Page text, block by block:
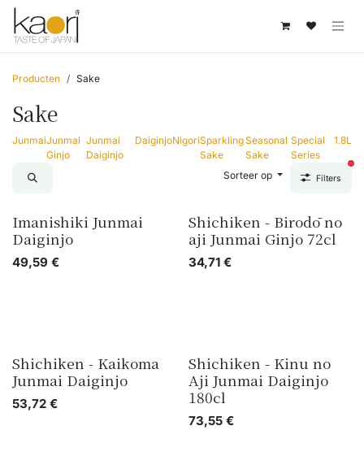
Overslaan naar inhoud
Producten Sake
Sake
JunmaiJunmai
Ginjo
Junmai
Daiginjo
DaiginjoNigoriSparkling
Sake
Seasonal
Sake
Special
Series
1.8L
Sorteer op Filters
Imanishiki Junmai
Daiginjo
49,59 €
Shichiken - Birodō no
aji Junmai Ginjo 72cl
34,71€
Shichiken - Kaikoma
Junmai Daiginjo
53,72 €
Shichiken - Kinu no
Aji Junmai Daiginjo
180cl
73,55€